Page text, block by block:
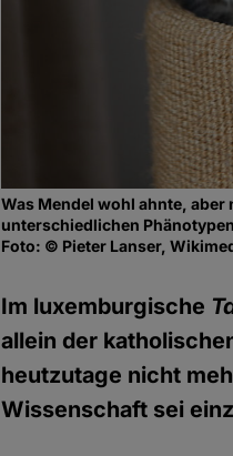
Was Mendel wohl ahnte,
unterschiedlichen
Foto: © Pieter Lanser,
Im luxemburgische
allein der
heutzutage nicht
Wissenschaft sei